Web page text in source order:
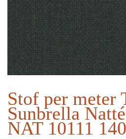
Stof per meter
Sunbrella
NAT 10111 140